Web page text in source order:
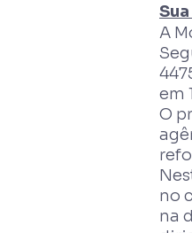
A
em
O
no
na